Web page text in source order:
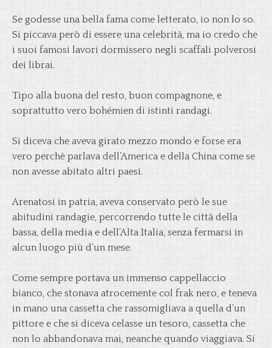
Se godesse una bella fama come letterato, io non lo so.
Si piccava però di essere una celebrità, ma io credo che
i suoi famosi lavori dormissero negli scaffali polverosi
dei librai.
Tipo alla buona del resto, buon compagnone, e
soprattutto vero bohémien di istinti randagi.
Si diceva che aveva girato mezzo mondo e forse era
vero perchè parlava dell’America e della China come se
non avesse abitato altri paesi.
Arenatosi in patria, aveva conservato però le sue
abitudini randagie, percorrendo tutte le città della
bassa, della media e dell’Alta Italia, senza fermarsi in
alcun luogo più d’un mese.
Come sempre portava un immenso cappellaccio
bianco, che stonava atrocemente col frak nero, e teneva
in mano una cassetta che rassomigliava a quella d’un
pittore e che si diceva celasse un tesoro, cassetta che
non lo abbandonava mai, neanche quando viaggiava. Si